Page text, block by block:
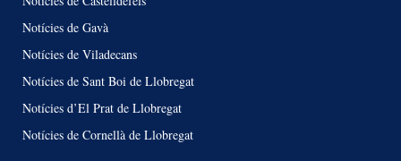
Notícies de Gavà
Notícies de Viladecans
Notícies de Sant Boi de Llobregat
Notícies d’El Prat de Llobregat
Notícies de Cornellà de Llobregat